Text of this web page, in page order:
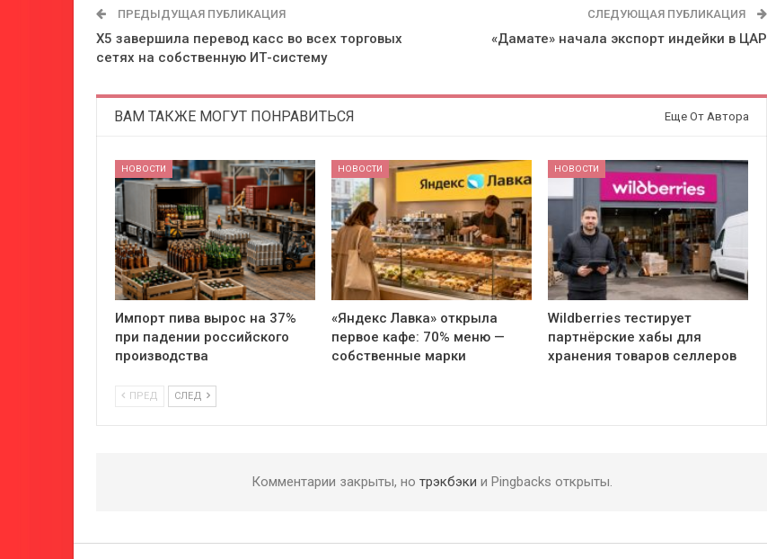
ПРЕДЫДУЩАЯ ПУБЛИКАЦИЯ
Х5 завершила перевод касс во всех торговых
сетях на собственную ИТ-систему
СЛЕДУЮЩАЯ ПУБЛИКАЦИЯ
«Дамате» начала экспорт индейки в ЦАР
ВАМ ТАКЖЕ МОГУТ ПОНРАВИТЬСЯ Еще От Автора
НОВОСТИ
Импорт пива вырос на 37%
при падении российского
производства
НОВОСТИ
«Яндекс Лавка» открыла
первое кафе: 70% меню —
собственные марки
НОВОСТИ
Wildberries тестирует
партнёрские хабы для
хранения товаров селлеров
ПРЕД СЛЕД
Комментарии закрыты, но трэкбэки и Pingbacks открыты.